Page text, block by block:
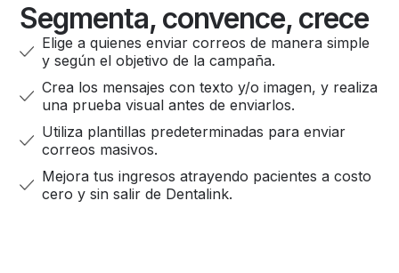
Segmenta, convence, crece
Elige a quienes enviar correos de manera simple
y según el objetivo de la campaña.
Crea los mensajes con texto y/o imagen, y realiza
una prueba visual antes de enviarlos.
Utiliza plantillas predeterminadas para enviar
correos masivos.
Mejora tus ingresos atrayendo pacientes a costo
cero y sin salir de Dentalink.